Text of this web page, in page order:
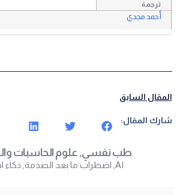
ترجمة
أحمد مجدي
المقال السابق
شارك المقال:
طب نفسي, علوم الحاسبات
AI اضطراب ما بعد الصدمة ذكاء